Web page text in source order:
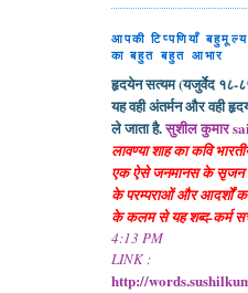
आपकी टिप्पणियाँ
का बहुत बहुत आभार
हृदयेन सत्यम (यजुर्वेद १८-
यह वही अंतर्मन और वही
ले जाता है.सुशील कुमार
लावण्या शाह का कवि
एक ऐसे जनमानस के सृजन में
के परम्पराओं और आदर्शों
के कलम से यह शब्द-कर्म
4:13 PM
LINK :
http://